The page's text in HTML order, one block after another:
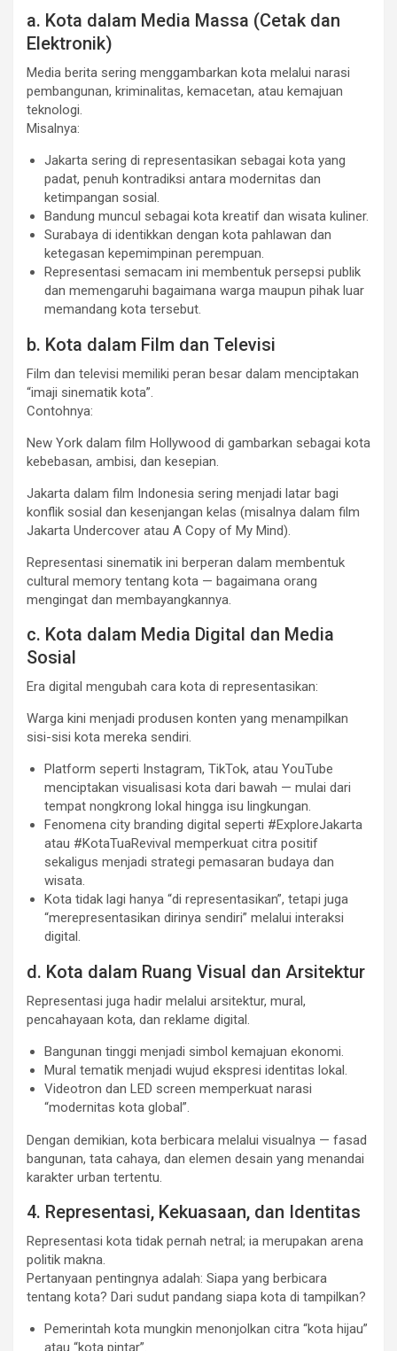
a. Kota dalam Media Massa (Cetak dan
Elektronik)
Media berita sering menggambarkan kota melalui narasi
pembangunan, kriminalitas, kemacetan, atau kemajuan
teknologi.
Misalnya:
Jakarta sering di representasikan sebagai kota yang
padat, penuh kontradiksi antara modernitas dan
ketimpangan sosial.
Bandung muncul sebagai kota kreatif dan wisata kuliner.
Surabaya di identikkan dengan kota pahlawan dan
ketegasan kepemimpinan perempuan.
Representasi semacam ini membentuk persepsi publik
dan memengaruhi bagaimana warga maupun pihak luar
memandang kota tersebut.
b. Kota dalam Film dan Televisi
Film dan televisi memiliki peran besar dalam menciptakan
“imaji sinematik kota”.
Contohnya:
New York dalam film Hollywood di gambarkan sebagai kota
kebebasan, ambisi, dan kesepian.
Jakarta dalam film Indonesia sering menjadi latar bagi
konflik sosial dan kesenjangan kelas (misalnya dalam film
Jakarta Undercover atau A Copy of My Mind).
Representasi sinematik ini berperan dalam membentuk
cultural memory tentang kota — bagaimana orang
mengingat dan membayangkannya.
c. Kota dalam Media Digital dan Media
Sosial
Era digital mengubah cara kota di representasikan:
Warga kini menjadi produsen konten yang menampilkan
sisi-sisi kota mereka sendiri.
Platform seperti Instagram, TikTok, atau YouTube
menciptakan visualisasi kota dari bawah — mulai dari
tempat nongkrong lokal hingga isu lingkungan.
Fenomena city branding digital seperti #ExploreJakarta
atau #KotaTuaRevival memperkuat citra positif
sekaligus menjadi strategi pemasaran budaya dan
wisata.
Kota tidak lagi hanya “di representasikan”, tetapi juga
“merepresentasikan dirinya sendiri” melalui interaksi
digital.
d. Kota dalam Ruang Visual dan Arsitektur
Representasi juga hadir melalui arsitektur, mural,
pencahayaan kota, dan reklame digital.
Bangunan tinggi menjadi simbol kemajuan ekonomi.
Mural tematik menjadi wujud ekspresi identitas lokal.
Videotron dan LED screen memperkuat narasi
“modernitas kota global”.
Dengan demikian, kota berbicara melalui visualnya — fasad
bangunan, tata cahaya, dan elemen desain yang menandai
karakter urban tertentu.
4. Representasi, Kekuasaan, dan Identitas
Representasi kota tidak pernah netral; ia merupakan arena
politik makna.
Pertanyaan pentingnya adalah: Siapa yang berbicara
tentang kota? Dari sudut pandang siapa kota di tampilkan?
Pemerintah kota mungkin menonjolkan citra “kota hijau”
atau “kota pintar”.